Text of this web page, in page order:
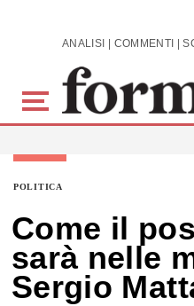
Skip to main content
POLITICA
Come il
sarà nelle
Sergio